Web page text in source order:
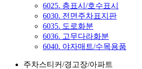
6025. 층표시/호수표시
6030. 전면주차표지판
6035. 도로화분
6036. 고무다라화분
6040. 야자매트/수목용품
주차스티커/경고장/아파트